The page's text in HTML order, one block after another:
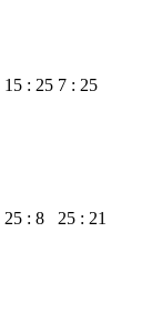
15 : 25 7 : 25
25 : 8 25 : 21